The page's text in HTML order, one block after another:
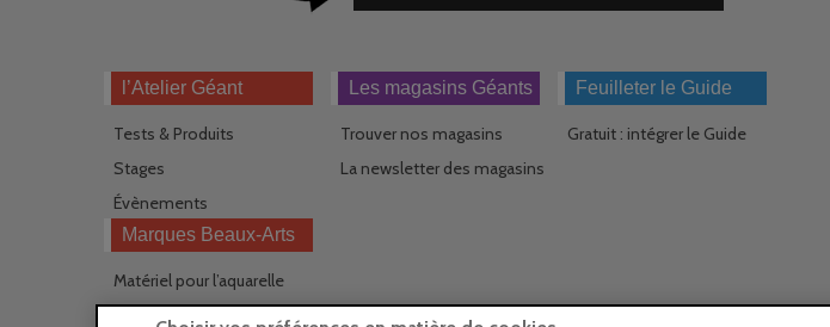
l’Atelier Géant
Tests & Produits
Stages
Évènements
Les magasins Géants
Trouver nos magasins
La newsletter des magasins
Feuilleter le Guide
Gratuit : intégrer le Guide
Marques Beaux-Arts
Matériel pour l’aquarelle
Matériel pour l’acrylique